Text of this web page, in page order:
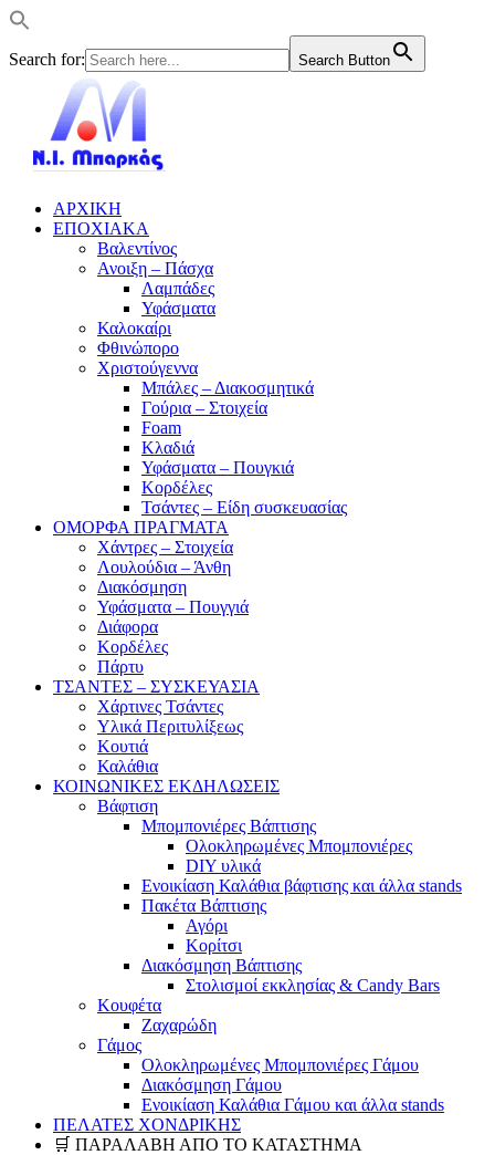
Search for: Search Button
ΑΡΧΙΚΗ
ΕΠΟΧΙΑΚΑ
Βαλεντίνος
Ανοιξη – Πάσχα
Λαμπάδες
Υφάσματα
Καλοκαίρι
Φθινώπορο
Χριστούγεννα
Μπάλες – Διακοσμητικά
Γούρια – Στοιχεία
Foam
Κλαδιά
Υφάσματα – Πουγκιά
Κορδέλες
Τσάντες – Είδη συσκευασίας
ΟΜΟΡΦΑ ΠΡΑΓΜΑΤΑ
Χάντρες – Στοιχεία
Λουλούδια – Άνθη
Διακόσμηση
Υφάσματα – Πουγγιά
Διάφορα
Κορδέλες
Πάρτυ
ΤΣΑΝΤΕΣ – ΣΥΣΚΕΥΑΣΙΑ
Χάρτινες Τσάντες
Υλικά Περιτυλίξεως
Κουτιά
Καλάθια
ΚΟΙΝΩΝΙΚΕΣ ΕΚΔΗΛΩΣΕΙΣ
Βάφτιση
Μπομπονιέρες Βάπτισης
Ολοκληρωμένες Μπομπονιέρες
DIY υλικά
Ενοικίαση Καλάθια βάφτισης και άλλα stands
Πακέτα Βάπτισης
Αγόρι
Κορίτσι
Διακόσμηση Βάπτισης
Στολισμοί εκκλησίας & Candy Bars
Κουφέτα
Ζαχαρώδη
Γάμος
Ολοκληρωμένες Μπομπονιέρες Γάμου
Διακόσμηση Γάμου
Ενοικίαση Καλάθια Γάμου και άλλα stands
ΠΕΛΑΤΕΣ ΧΟΝΔΡΙΚΗΣ
🛒 ΠΑΡΑΛΑΒΗ ΑΠΟ ΤΟ ΚΑΤΑΣΤΗΜΑ